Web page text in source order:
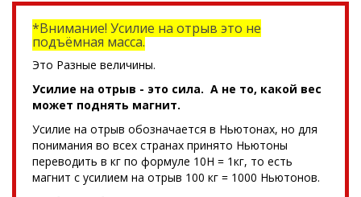
*Внимание! Усилие на отрыв это не
подъёмная масса.
Это Разные величины.
Усилие на отрыв - это сила. А не то, какой вес
может поднять магнит.
Усилие на отрыв обозначается в Ньютонах, но для
понимания во всех странах принято Ньютоны
переводить в кг по формуле 10Н = 1кг, то есть
магнит с усилием на отрыв 100 кг = 1000 Ньютонов.